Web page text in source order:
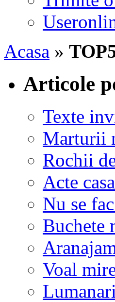
Acasa »
Articole
Texte
Marturii
Rochii
Acte
Nu se
Buchete
Voal